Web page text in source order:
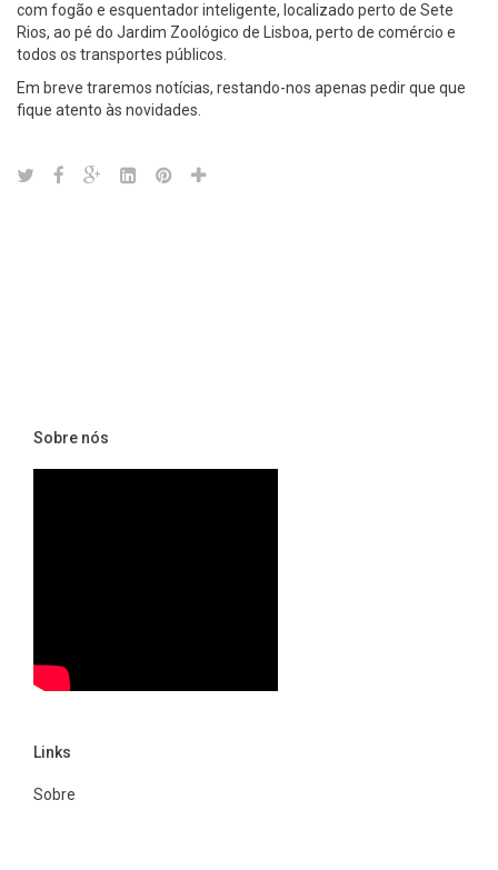
com fogão e esquentador inteligente, localizado perto de Sete
Rios, ao pé do Jardim Zoológico de Lisboa, perto de comércio e
todos os transportes públicos.
Em breve traremos notícias, restando-nos apenas pedir que que
fique atento às novidades.
Sobre nós
Links
Sobre